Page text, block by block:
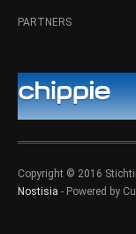
PARTNERS
Copyright © 2016
Nostisia - Powered by